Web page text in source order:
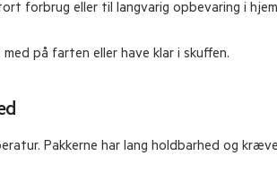
forbrug eller til langvarig opbevaring i
på farten eller have klar i skuffen.
Pakkerne har lang holdbarhed og